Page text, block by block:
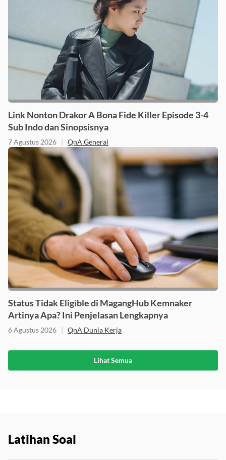
Link Nonton Drakor A Bona Fide Killer Episode 3-4
Sub Indo dan Sinopsisnya
7 Agustus 2026 | QnA General
Status Tidak Eligible di MagangHub Kemnaker
Artinya Apa? Ini Penjelasan Lengkapnya
6 Agustus 2026 | QnA Dunia Kerja
Lihat Semua
Latihan Soal